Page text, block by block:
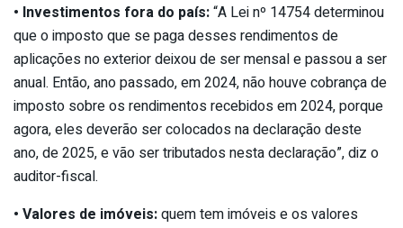
• Investimentos fora do país:“A Lei nº 14754 determinou
que o imposto que se paga desses rendimentos de
aplicações no exterior deixou de ser mensal e passou a ser
anual. Então, ano passado, em 2024, não houve cobrança de
imposto sobre os rendimentos recebidos em 2024, porque
agora, eles deverão ser colocados na declaração deste
ano, de 2025, e vão ser tributados nesta declaração”, diz o
auditor-fiscal.
• Valores de imóveis:quem tem imóveis e os valores